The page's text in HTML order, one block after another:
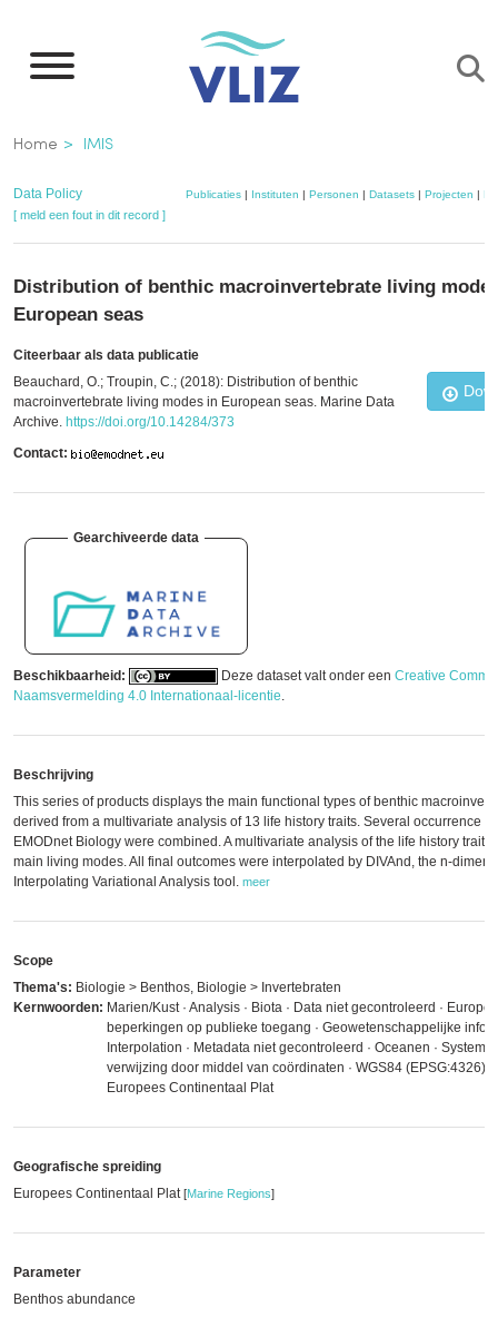
naar
inhoud
gaan
Kruimelpad
Home IMIS
Data Policy Publicaties | Instituten | Personen | Datasets | Projecten |
[ meld een fout in dit record ]
Distribution of benthic macroinvertebrate living
European seas
Citeerbaar als data publicatie
Beauchard, O.; Troupin, C.; (2018): Distribution of benthic
macroinvertebrate living modes in European seas. Marine Data
Archive. https://doi.org/10.14284/373
Contact:
Gearchiveerde data
Beschikbaarheid: Deze dataset valt onder een Creative
Naamsvermelding 4.0 Internationaal-licentie.
Beschrijving
This series of products displays the main functional types of benthic
derived from a multivariate analysis of 13 life history traits. Several occurrence
EMODnet Biology were combined. A multivariate analysis of the life history traits
main living modes. All final outcomes were interpolated by DIVAnd, the n-
Interpolating Variational Analysis tool. meer
Scope
Thema's: Biologie > Benthos, Biologie > Invertebraten
Kernwoorden: Marien/Kust · Analysis · Biota · Data niet gecontroleerd ·
beperkingen op publieke toegang · Geowetenschappelijke
Interpolation · Metadata niet gecontroleerd · Oceanen ·
verwijzing door middel van coördinaten · WGS84 (EPSG:4326) ·
Europees Continentaal Plat
Geografische spreiding
Europees Continentaal Plat[Marine Regions]
Parameter
Benthos abundance